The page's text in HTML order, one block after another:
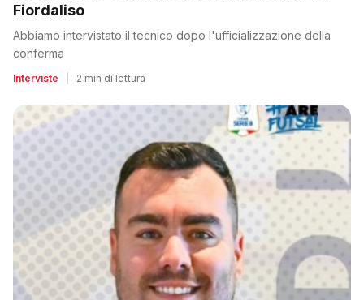
Fiordaliso
Abbiamo intervistato il tecnico dopo l'ufficializzazione della
conferma
Interviste 2 min di lettura